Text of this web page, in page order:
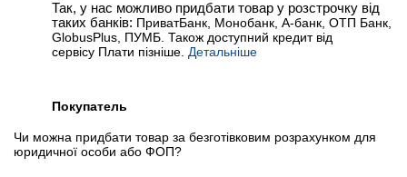
Так, у нас можливо придбати товар у розстрочку від
таких банків: ПриватБанк, Монобанк, А-банк, ОТП Банк,
GlobusPlus, ПУМБ. Також доступний кредит від
сервісу Плати пізніше. Детальніше
Покупатель
Чи можна придбати товар за безготівковим розрахунком для
юридичної особи або ФОП?